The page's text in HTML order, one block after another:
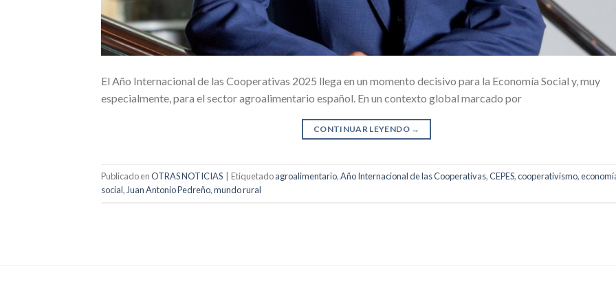
El Año Internacional de las Cooperativas 2025 llega en un momento decisivo para la Economía Social y, muy
especialmente, para el sector agroalimentario español. En un contexto global marcado por
CONTINUAR LEYENDO →
Publicado enOTRAS NOTICIAS Etiquetadoagroalimentario,Año Internacional de las Cooperativas,CEPES,cooperativismo,
social, Juan Antonio Pedreño,mundo rural